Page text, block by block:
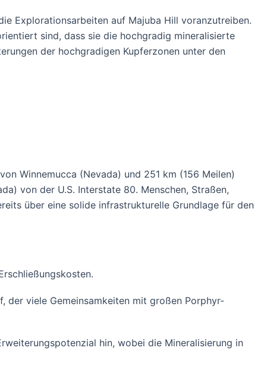
Explorationsarbeiten auf Majuba Hill voranzutreiben.
sind, dass sie die hochgradig mineralisierte
der hochgradigen Kupferzonen unter den
Winnemucca (Nevada) und 251 km (156 Meilen)
von der U.S. Interstate 80. Menschen, Straßen,
über eine solide infrastrukturelle Grundlage für den
der viele Gemeinsamkeiten mit großen Porphyr-
hin, wobei die Mineralisierung in